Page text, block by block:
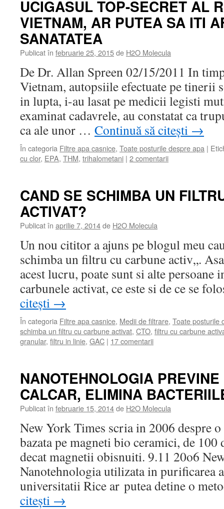
UCIGASUL TOP-SECRET AL
VIETNAM, AR PUTEA SA ITI
SANATATEA
Publicat în februarie 25, 2015de H2O Molecula
De Dr. Allan Spreen 02/15/2011 In
Vietnam, autopsiile efectuate pe tinerii
in lupta, i-au lasat pe medicii legisti
examinat cadavrele, au constatat ca
ca ale unor … Continuă să citești →
În categoria Filtre apa casnice, Toate posturile despre apa |
cu clor, EPA, THM, trihalometani | 2 comentarii
CAND SE SCHIMBA UN
ACTIVAT?
Publicat în aprilie 7, 2014de H2O Molecula
Un nou cititor a ajuns pe blogul meu
schimba un filtru cu carbune activ„.
acest lucru, poate sunt si alte persoane
carbunele activat, ce este si de ce se
citești →
În categoria Filtre apa casnice, Medii de filtrare, Toate posturile
schimba un filtru cu carbune activat, CTO, filtru cu carbune
granular, filtru in linie, GAC | 17 comentarii
NANOTEHNOLOGIA
CALCAR, ELIMINA
Publicat în februarie 15, 2014de H2O Molecula
New York Times scria in 2006 despre
bazata pe magneti bio ceramici, de
decat magnetii obisnuiti. 9.11 20o6
Nanotehnologia utilizata in purificarea
universitatii Rice ar putea detine o
citești →